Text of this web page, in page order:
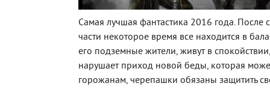
Самая лучшая фантастика 2016 года. После
части некоторое время все находится в
его подземные жители, живут в
нарушает приход новой беды, которая
горожанам, черепашки обязаны защитить